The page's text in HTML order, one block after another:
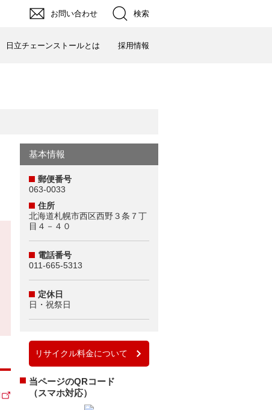
お問い合わせ 検索
日立チェーンストールとは 採用情報
基本情報
郵便番号
063-0033
住所
北海道札幌市西区西野３条７丁
目４－４０
電話番号
011-665-5313
定休日
日・祝祭日
リサイクル料金について
当ページのQRコード
（スマホ対応）